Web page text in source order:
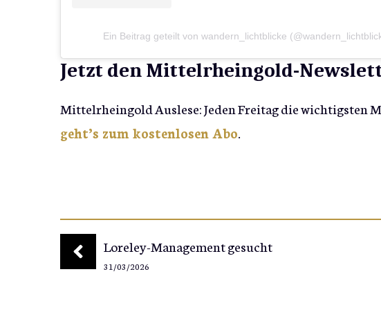
Ein Beitrag geteilt von wandern_lichtblicke
Jetzt den Mittelrheingold-
Mittelrheingold Auslese: Jeden Freitag die wichtigsten
geht’s zum kostenlosen Abo.
Loreley-Management gesucht
31/03/2026